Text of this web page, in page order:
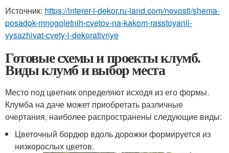
Источник: https://interer-i-dekor.ru-land.com/novosti/shema-
posadok-mnogoletnih-cvetov-na-kakom-rasstoyanii-
vysazhivat-cvety-i-dekorativnye
Готовые схемы и проекты клумб.
Виды клумб и выбор места
Место под цветник определяют исходя из его формы.
Клумба на даче может приобретать различные
очертания, наиболее распространены следующие виды:
Цветочный бордюр вдоль дорожки формируется из
низкорослых цветов.